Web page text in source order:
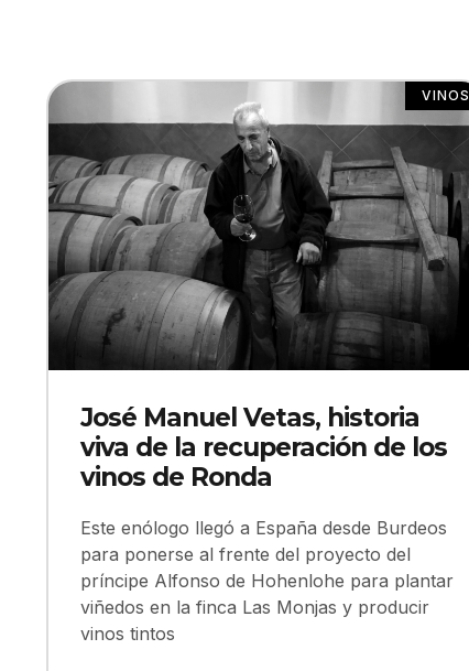
VINOS
José Manuel Vetas, historia
viva de la recuperación de los
vinos de Ronda
Este enólogo llegó a España desde Burdeos
para ponerse al frente del proyecto del
príncipe Alfonso de Hohenlohe para plantar
viñedos en la finca Las Monjas y producir
vinos tintos